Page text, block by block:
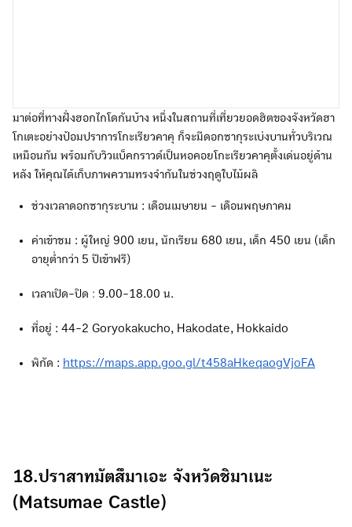
มาต่อที่ทางฝั่งฮอกไกโดกันบ้าง หนึ่งในสถานที่เที่ยวยอดฮิตของจังหวัดฮา
โกเตะอย่างป้อมปราการโกะเรียวคาคุ ก็จะมีดอกซากุระเบ่งบานทั่วบริเวณ
เหมือนกัน พร้อมกับวิวแบ็คกราวด์เป็นหอคอยโกะเรียวคาคุตั้งเด่นอยู่ด้าน
หลัง ให้คุณได้เก็บภาพความทรงจำกันในช่วงฤดูใบไม้ผลิ
ช่วงเวลาดอกซากุระบาน : เดือนเมษายน - เดือนพฤษภาคม
ค่าเข้าชม : ผู้ใหญ่ 900 เยน, นักเรียน 680 เยน, เด็ก 450 เยน (เด็ก
อายุต่ำกว่า 5 ปีเข้าฟรี)
เวลาเปิด-ปิด : 9.00-18.00 น.
ที่อยู่ : 44-2 Goryokakucho, Hakodate, Hokkaido
พิกัด : https://maps.app.goo.gl/t458aHkeqaogVjoFA
18.ปราสาทมัตสึมาเอะ จังหวัดชิมาเนะ
(Matsumae Castle)